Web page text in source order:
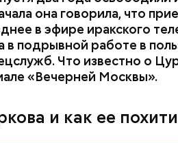
она говорила, что
в эфире иракского
в подрывной работе в
Что известно о
«Вечерней Москвы».
и как ее